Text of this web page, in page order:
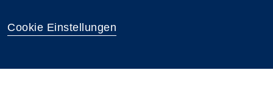
Cookie Einstellungen